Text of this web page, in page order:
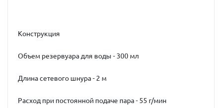
Конструкция
Объeм резервуара для воды - 300 мл
Длина сетевого шнура - 2 м
Расход при постоянной подаче пара - 55 г/мин